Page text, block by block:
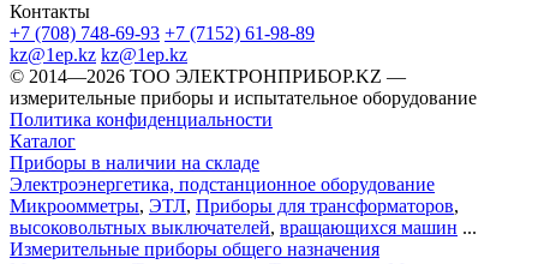
Контакты
+7 (708) 748-69-93 +7 (7152) 61-98-89
kz@1ep.kz kz@1ep.kz
©️ 2014—2026 ТОО ЭЛЕКТРОНПРИБОР.KZ —
измерительные приборы и испытательное оборудование
Политика конфиденциальности
Каталог
Приборы в наличии на складе
Электроэнергетика, подстанционное оборудование
Микроомметры, ЭТЛ, Приборы для трансформаторов,
высоковольтных выключателей, вращающихся машин ...
Измерительные приборы общего назначения